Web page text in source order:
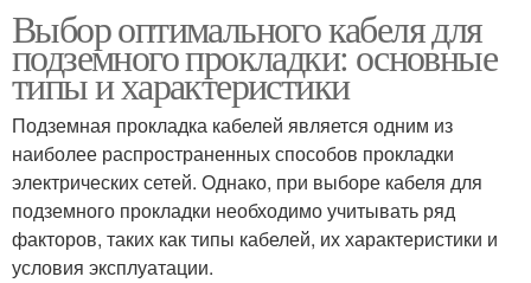
Выбор оптимального кабеля для
подземного прокладки: основные
типы и характеристики
Подземная прокладка кабелей является одним из
наиболее распространенных способов прокладки
электрических сетей. Однако, при выборе кабеля для
подземного прокладки необходимо учитывать ряд
факторов, таких как типы кабелей, их характеристики и
условия эксплуатации.